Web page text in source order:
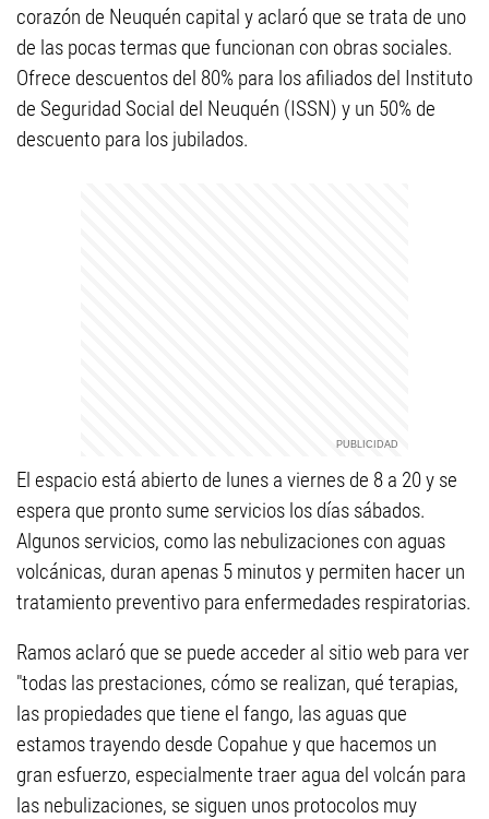
corazón de Neuquén capital y aclaró que se trata de uno
de las pocas termas que funcionan con obras sociales.
Ofrece descuentos del 80% para los afiliados del Instituto
de Seguridad Social del Neuquén (ISSN) y un 50% de
descuento para los jubilados.
El espacio está abierto de lunes a viernes de 8 a 20 y se
espera que pronto sume servicios los días sábados.
Algunos servicios, como las nebulizaciones con aguas
volcánicas, duran apenas 5 minutos y permiten hacer un
tratamiento preventivo para enfermedades respiratorias.
Ramos aclaró que se puede acceder al sitio web para ver
"todas las prestaciones, cómo se realizan, qué terapias,
las propiedades que tiene el fango, las aguas que
estamos trayendo desde Copahue y que hacemos un
gran esfuerzo, especialmente traer agua del volcán para
las nebulizaciones, se siguen unos protocolos muy